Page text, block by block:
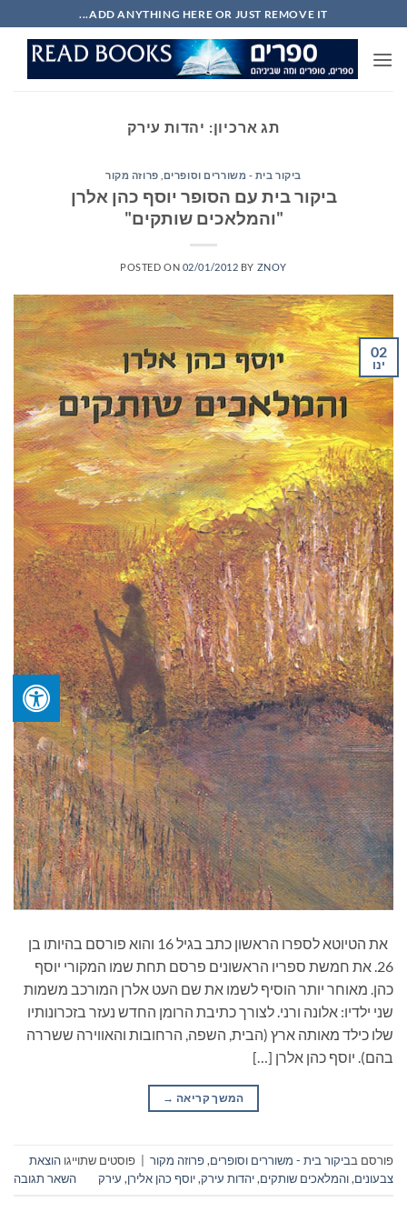
to
content
ADD ANYTHING HERE OR JUST REMOVE IT...
תג ארכיון: יהדות עירק
ביקור בית - משוררים וסופרים פרוזה מקור
ביקור בית עם הסופר יוסף כהן אלרן
"והמלאכים שותקים"
POSTED ON 02/01/2012 BY ZNOY
02
ינו
את הטיוטא לספרו הראשון כתב בגיל 16 והוא פורסם בהיותו בן
26. את חמשת ספריו הראשונים פרסם תחת שמו המקורי יוסף
כהן. מאוחר יותר הוסיף לשמו את שם העט אלרן המורכב משמות
שני ילדיו: אלונה ורני. לצורך כתיבת הרומן החדש נעזר בזכרונותיו
שלו כילד מאותה ארץ (הבית, השפה, הרחובות והאווירה ששררה
בהם). יוסף כהן אלרן […]
המשך קריאה →
פורסם בביקור בית - משוררים וסופרים,פרוזה מקור פוסטים שתוייגו הוצאת
צבעונים,והמלאכים שותקים,יהדות עירק,יוסף כהן אלירן, עירק השאר תגובה